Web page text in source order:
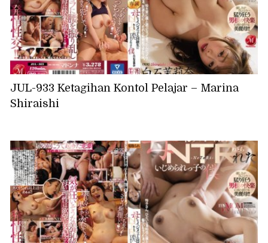
JUL-933 Ketagihan Kontol Pelajar – Marina
Shiraishi